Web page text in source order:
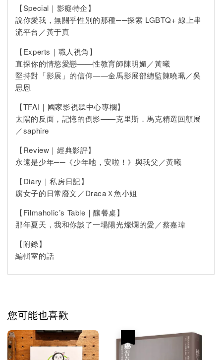
【Special｜影癡特企】
說你愛我，無關乎性別的那種──探索 LGBTQ+ 線上串
流平台／黃于真
【Experts｜職人視角】
直探你的情慾愛戀——性教育師陳明媚／黃曦
堅持對「影展」的信仰——金馬影展部總監陳曉珮／吳
思恩
【TFAI｜國家影視聽中心專欄】
太陽的反面，記憶的倒影——克里斯．馬克精選回顧展
／saphire
【Review｜經典影評】
永遠是少年──《少年吔，安啦！》與我父／黃曦
【Diary｜私房日記】
腐女子的日常廢文／DracaＸ魚小姐
【Filmaholic’s Table｜釀餐桌】
那年夏天，我和你談了一場陽光燦爛的愛／蔡嘉瑋
【附錄】
編輯室的話
您可能也喜歡